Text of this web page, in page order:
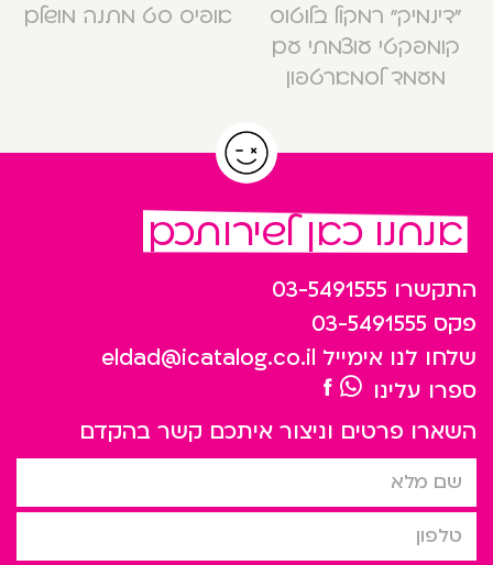
“דינמיק” רמקול בלוטוס
קומפקטי עוצמתי עם
מעמד לסמארטפון
אופיס סט מתנה מושלם
אנחנו כאן לשירותכם
התקשרו 03-5491555
פקס 03-5491555
שלחו לנו אימייל eldad@icatalog.co.il
ספרו עלינו
השארו פרטים וניצור איתכם קשר בהקדם
שם מלא
טלפון